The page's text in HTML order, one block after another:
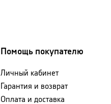
Помощь покупателю
Личный кабинет
Гарантия и возврат
Оплата и доставка